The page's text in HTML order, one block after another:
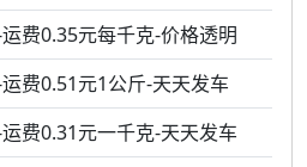
费0.35元每千克-价格透明
费0.51元1公斤-天天发车
费0.31元一千克-天天发车